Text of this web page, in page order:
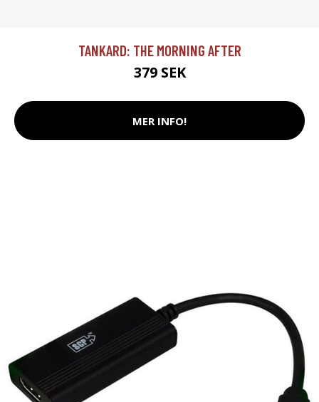
TANKARD: THE MORNING AFTER
379 SEK
MER INFO!